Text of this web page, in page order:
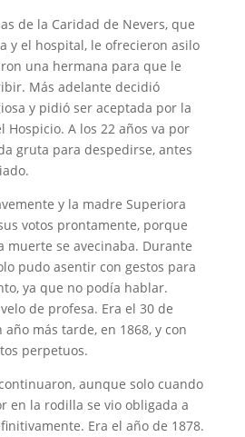
de la Caridad de Nevers, que
y el hospital, le ofrecieron asilo
una hermana para que le
Más adelante decidió
y pidió ser aceptada por la
Hospicio. A los 22 años va por
gruta para despedirse, antes
y la madre Superiora
votos prontamente, porque
muerte se avecinaba. Durante
pudo asentir con gestos para
ya que no podía hablar.
de profesa. Era el 30 de
más tarde, en 1868, y con
perpetuos.
aunque solo cuando
en la rodilla se vio obligada a
Era el año de 1878.